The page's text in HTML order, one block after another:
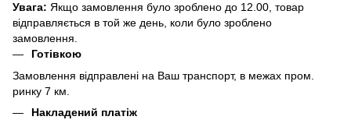
Увага: Якщо замовлення було зроблено до 12.00, товар
відправляється в той же день, коли було зроблено
замовлення.
Готівкою
Замовлення відправлені на Ваш транспорт, в межах пром.
ринку 7 км.
Накладений платіж